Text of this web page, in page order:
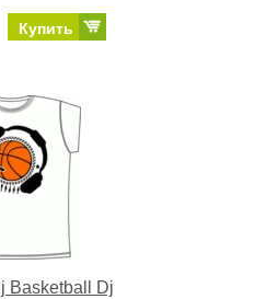
Купить
Basketball Dj